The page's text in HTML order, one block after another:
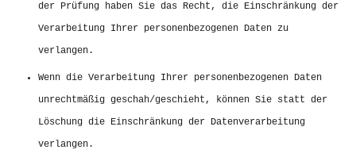
der Prüfung haben Sie das Recht, die Einschränkung der
Verarbeitung Ihrer personenbezogenen Daten zu
verlangen.
Wenn die Verarbeitung Ihrer personenbezogenen Daten
unrechtmäßig geschah/geschieht, können Sie statt der
Löschung die Einschränkung der Datenverarbeitung
verlangen.